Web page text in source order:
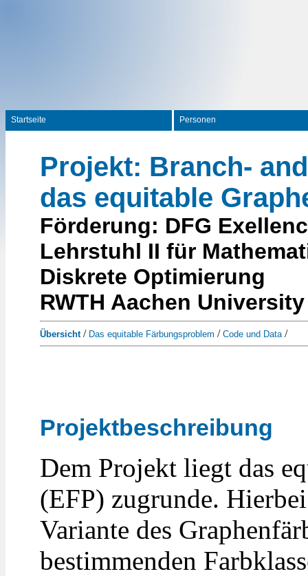
Startseite Personen
Projekt: Branch-
das equitable
Förderung: DFG
Lehrstuhl II für
Diskrete Optimierung
RWTH Aachen University
Übersicht/ Das equitable Färbungsproblem / Code und Data /
Projektbeschreibung
Dem Projekt liegt das
(EFP) zugrunde.
Variante des
bestimmenden